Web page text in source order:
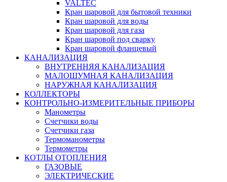
VALTEC
Кран шаровой для бытовой техники
Кран шаровой для воды
Кран шаровой для газа
Кран шаровой под сварку
Кран шаровой фланцевый
КАНАЛИЗАЦИЯ
ВНУТРЕННЯЯ КАНАЛИЗАЦИЯ
МАЛОШУМНАЯ КАНАЛИЗАЦИЯ
НАРУЖНАЯ КАНАЛИЗАЦИЯ
КОЛЛЕКТОРЫ
КОНТРОЛЬНО-ИЗМЕРИТЕЛЬНЫЕ ПРИБОРЫ
Манометры
Счетчики воды
Счетчики газа
Термоманометры
Термометры
КОТЛЫ ОТОПЛЕНИЯ
ГАЗОВЫЕ
ЭЛЕКТРИЧЕСКИЕ